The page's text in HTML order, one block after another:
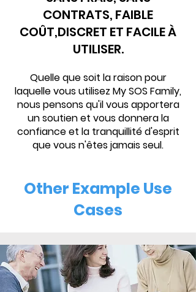
CONTRATS, FAIBLE
COÛT,DISCRET ET FACILE À
UTILISER.
Quelle que soit la raison pour
laquelle vous utilisez My SOS Family,
nous pensons qu'il vous apportera
un soutien et vous donnera la
confiance et la tranquillité d'esprit
que vous n'êtes jamais seul.
Other Example Use
Cases